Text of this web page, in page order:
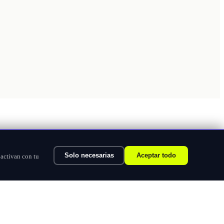
con tu Solo necesarias Aceptar todo